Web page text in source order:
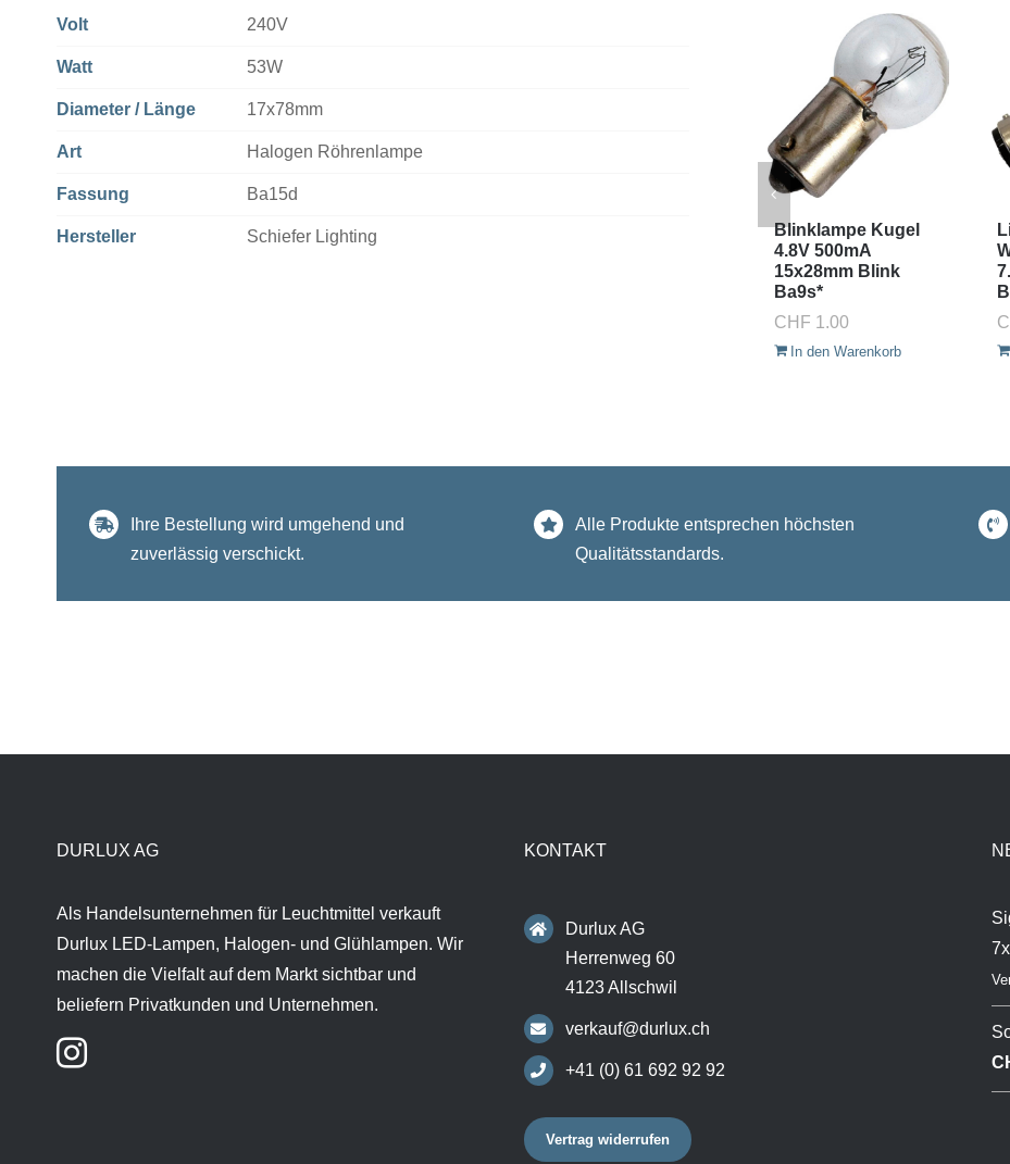
Volt 240V
Watt 53W
Diameter / Länge 17x78mm
Art Halogen Röhrenlampe
Fassung Ba15d
Hersteller Schiefer Lighting
Blinklampe Kugel
4.8V 500mA
15x28mm Blink
Ba9s*
CHF 1.00
In den Warenkorb
Ihre Bestellung wird umgehend und
zuverlässig verschickt.
Alle Produkte entsprechen höchsten
Qualitätsstandards.
DURLUX AG
Als Handelsunternehmen für Leuchtmittel verkauft
Durlux LED-Lampen, Halogen- und Glühlampen. Wir
machen die Vielfalt auf dem Markt sichtbar und
beliefern Privatkunden und Unternehmen.
KONTAKT
Durlux AG
Herrenweg 60
4123 Allschwil
verkauf@durlux.ch
+41 (0) 61 692 92 92
Vertrag widerrufen